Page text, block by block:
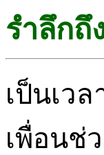
รำลึกถึ
เป็นเว
เพื่อนช่